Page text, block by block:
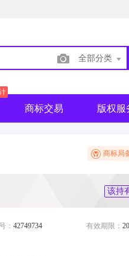
全部分类
商标交易 版权服
商标局
该持
： 42749734 有效期限：